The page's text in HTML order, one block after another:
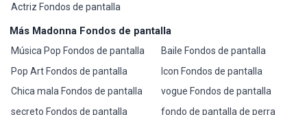
Actriz Fondos de pantalla
Más Madonna Fondos de pantalla
Música Pop Fondos de pantalla
Pop Art Fondos de pantalla
Chica mala Fondos de pantalla
secreto Fondos de pantalla
Baile Fondos de pantalla
Icon Fondos de pantalla
vogue Fondos de pantalla
fondo de pantalla de perra